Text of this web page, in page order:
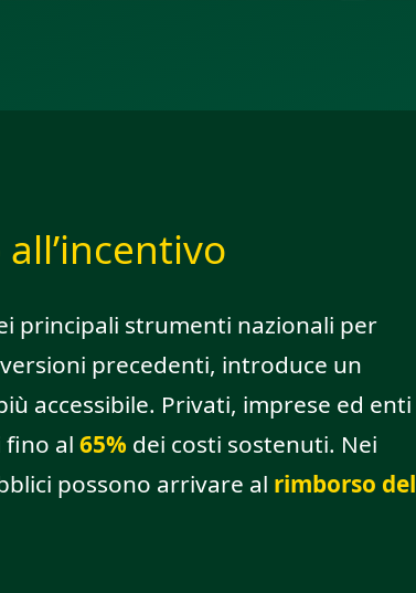
principali strumenti nazionali per
precedenti, introduce un
accessibile. Privati, imprese ed enti
al 65% dei costi sostenuti. Nei
possono arrivare al rimborso del